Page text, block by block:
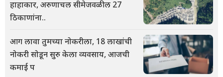
हाहाकार, अरुणाचल सीमेजवळील 27
ठिकाणांना..
आग लावा तुमच्या नोकरीला, 18 लाखांची
नोकरी सोडून सुरु केला व्यवसाय, आजची
कमाई प